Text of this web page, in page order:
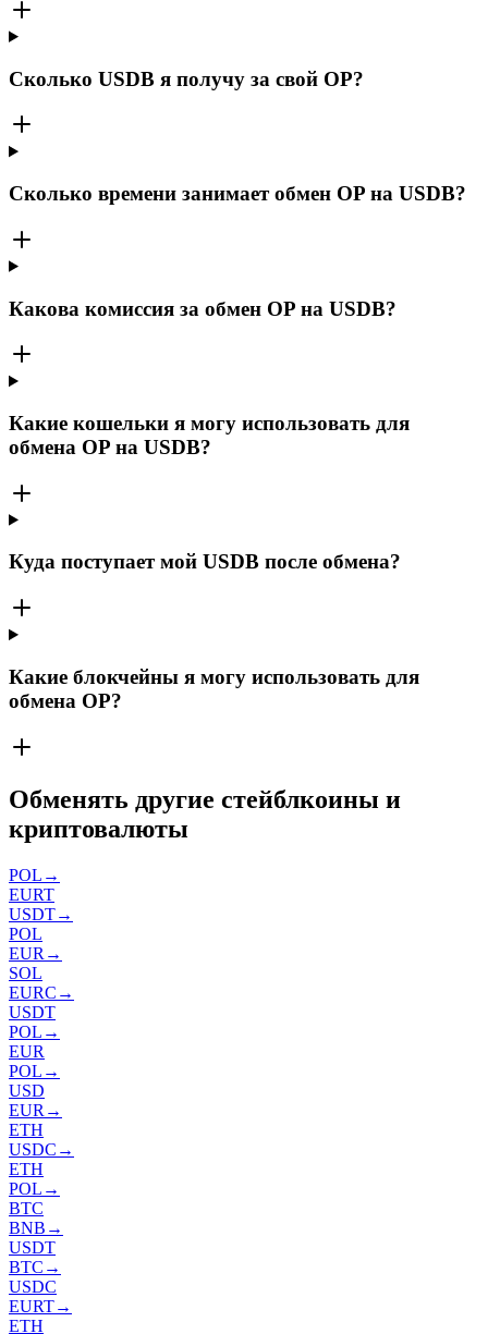
Сколько USDB я получу за свой OP?
Сколько времени занимает обмен OP на USDB?
Какова комиссия за обмен OP на USDB?
Какие кошельки я могу использовать для
обмена OP на USDB?
Куда поступает мой USDB после обмена?
Какие блокчейны я могу использовать для
обмена OP?
Обменять другие стейблкоины и
криптовалюты
POL →
EURT
USDT→
POL
EUR →
SOL
EURC →
USDT
POL →
EUR
POL →
USD
EUR →
ETH
USDC →
ETH
POL →
BTC
BNB →
USDT
BTC →
USDC
EURT→
ETH